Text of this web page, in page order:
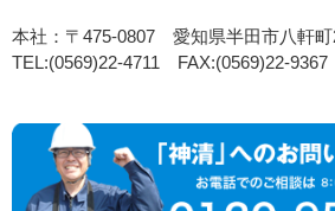
本社：〒475-0807 愛知県半田市八軒町
TEL:(0569)22-4711 FAX:(0569)22-9367